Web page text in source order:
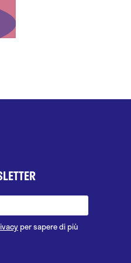
per sapere di più